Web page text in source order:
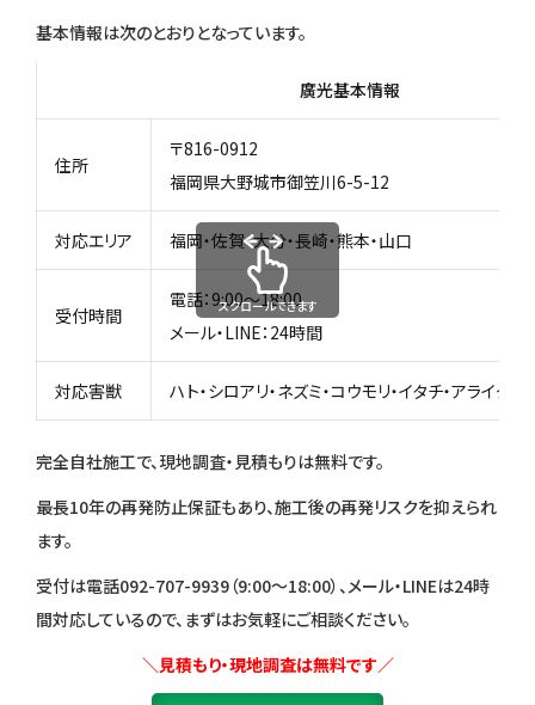
基本情報は次のとおりとなっています。
廣光基本情報
住所
〒816-0912
福岡県大野城市御笠川6-5-12
対応エリア 福岡・佐賀・大分・長崎・熊本・山口
受付時間
電話：9:00〜18:00
メール・LINE：24時間
対応害獣 ハト・シロアリ・ネズミ・コウモリ・イタチ・アライグ
スクロールできます
完全自社施工で、現地調査・見積もりは無料です。
最長10年の再発防止保証もあり、施工後の再発リスクを抑えられ
ます。
受付は電話092-707-9939（9:00〜18:00）、メール・LINEは24時
間対応しているので、 まずはお気軽にご相談ください。
＼見積もり・現地調査は無料です／